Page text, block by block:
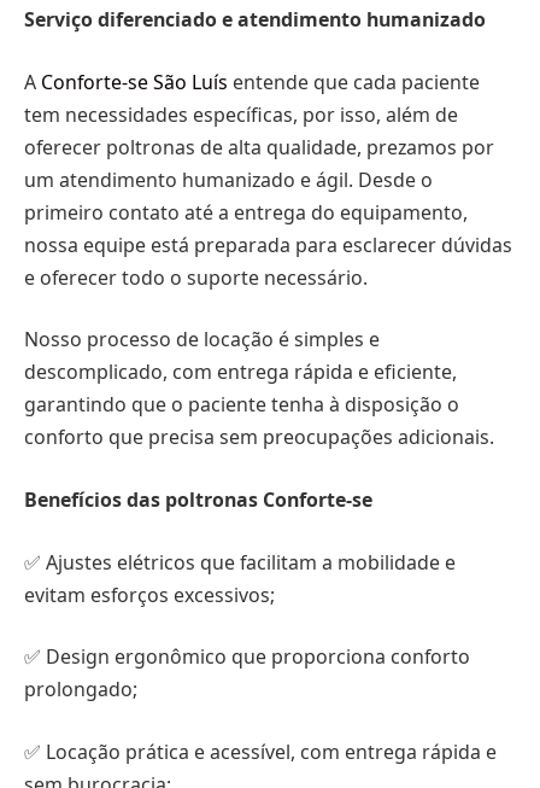
Serviço diferenciado e atendimento humanizado
A Conforte-se São Luís entende que cada paciente
tem necessidades específicas, por isso, além de
oferecer poltronas de alta qualidade, prezamos por
um atendimento humanizado e ágil. Desde o
primeiro contato até a entrega do equipamento,
nossa equipe está preparada para esclarecer dúvidas
e oferecer todo o suporte necessário.
Nosso processo de locação é simples e
descomplicado, com entrega rápida e eficiente,
garantindo que o paciente tenha à disposição o
conforto que precisa sem preocupações adicionais.
Benefícios das poltronas Conforte-se
✅ Ajustes elétricos que facilitam a mobilidade e
evitam esforços excessivos;
✅ Design ergonômico que proporciona conforto
prolongado;
✅ Locação prática e acessível, com entrega rápida e